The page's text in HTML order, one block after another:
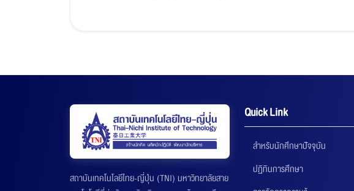
สถาบันเทคโนโลยีไทย-ญี่ปุ่น (TNI) มหาวิทยาลัยสาย
Quick Link
สำหรับนักศึกษาปัจจุบัน
ปฏิทินการศึกษา